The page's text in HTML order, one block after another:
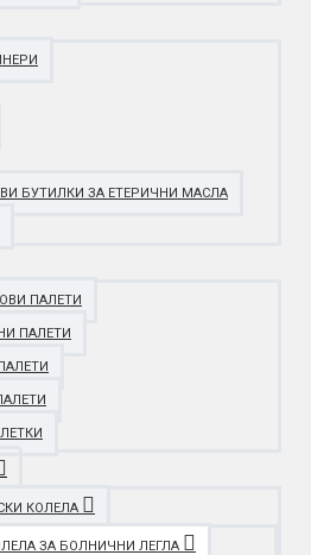
БУТИЛКИ ЗА ЕТЕРИЧНИ МАСЛА
ПАЛЕТИ
ПАЛЕТИ
КОЛЕЛА
ЗА БОЛНИЧНИ ЛЕГЛА